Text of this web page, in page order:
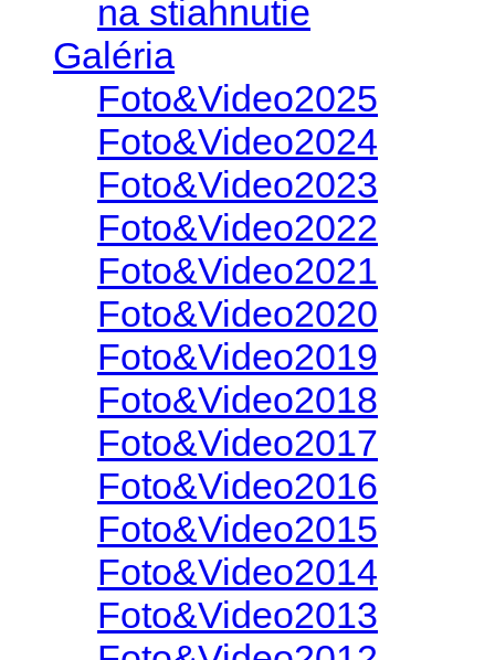
na stiahnutie
Galéria
Foto&Video2025
Foto&Video2024
Foto&Video2023
Foto&Video2022
Foto&Video2021
Foto&Video2020
Foto&Video2019
Foto&Video2018
Foto&Video2017
Foto&Video2016
Foto&Video2015
Foto&Video2014
Foto&Video2013